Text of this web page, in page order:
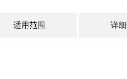
适用范围 详